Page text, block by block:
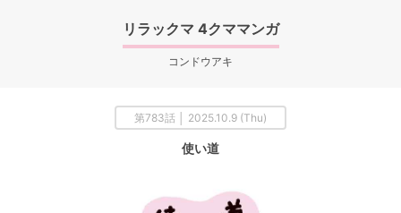
リラックマ 4クママンガ
コンドウアキ
第783話 │ 2025.10.9 (Thu)
使い道